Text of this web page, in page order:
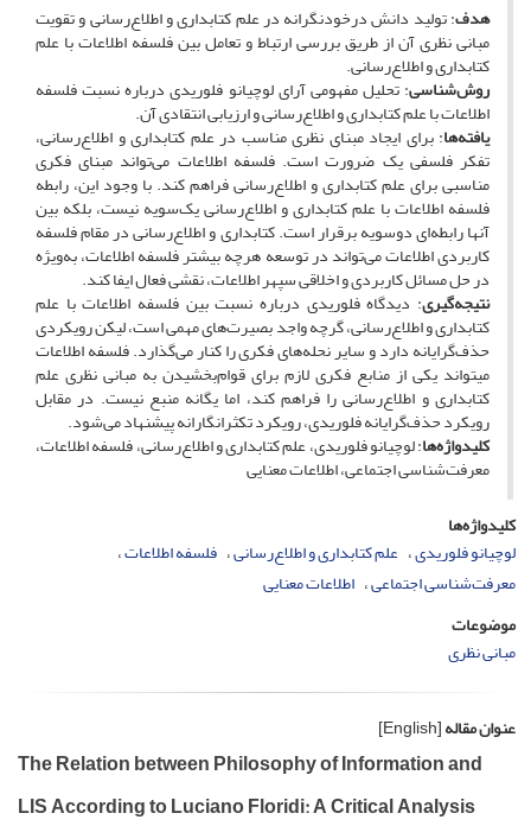
هدف: تولید دانش درخودنگرانه در علم کتابداری و اطلاع‌رسانی و تقویت
مبانی نظری آن از طریق بررسی ارتباط و تعامل بین فلسفه اطلاعات با علم
کتابداری و اطلاع‌رسانی.
روش‌شناسی: تحلیل مفهومی آرای لوچیانو فلوریدی درباره نسبت فلسفه
اطلاعات با علم کتابداری و اطلاع‌رسانی و ارزیابی انتقادی آن.
یافته‌ها: برای ایجاد مبنای نظری مناسب در علم کتابداری و اطلاع‌رسانی،
تفکر فلسفی یک ضرورت است. فلسفه اطلاعات می‌تواند مبنای فکری
مناسبی برای علم کتابداری و اطلاع‌رسانی فراهم کند. با وجود این، رابطه
فلسفه اطلاعات با علم کتابداری و اطلاع‌رسانی یک‌سویه نیست، بلکه بین
آنها رابطه‌ای دوسویه برقرار است. کتابداری و اطلاع‌رسانی در مقام فلسفه
کاربردی اطلاعات می‌تواند در توسعه هرچه بیشتر فلسفه اطلاعات، به‌ویژه
در حل مسائل کاربردی و اخلاقی سپهر اطلاعات، نقشی فعال ایفا کند.
نتیجه‌گیری: دیدگاه فلوریدی درباره نسبت بین فلسفه اطلاعات با علم
کتابداری و اطلاع‌رسانی، گرچه واجد بصیرت‌های مهمی است، لیکن رویکردی
حذف‌گرایانه دارد و سایر نحله‌های فکری را کنار می‌گذارد. فلسفه اطلاعات
می‏تواند یکی از منابع فکری لازم برای قوام‌‌بخشیدن به مبانی نظری علم
کتابداری و اطلاع‌رسانی را فراهم کند، اما یگانه منبع نیست. در مقابل
رویکرد حذف‌گرایانه فلوریدی، رویکرد تکثرانگارانه پیشنهاد می‌شود.
کلیدواژه‌ها: لوچیانو فلوریدی، علم کتابداری و اطلاع‌رسانی، فلسفه اطلاعات،
معرفت‌شناسی اجتماعی، اطلاعات معنایی
کلیدواژه‌ها
لوچیانو فلوریدی علم کتابداری و اطلاع‌رسانی فلسفه اطلاعات
معرفت‌شناسی اجتماعی اطلاعات معنایی
موضوعات
مبانی نظری
عنوان مقاله[English]
The Relation between Philosophy of Information and
LIS According to Luciano Floridi: A Critical Analysis